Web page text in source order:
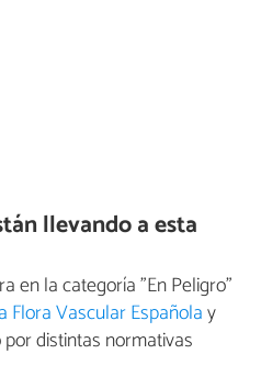
llevando a esta
en la categoría "En Peligro"
Flora Vascular Españolay
distintas normativas